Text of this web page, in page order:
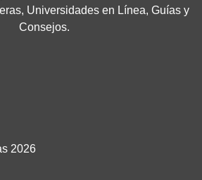
Universidades en Línea, Guías y
Consejos.
2026